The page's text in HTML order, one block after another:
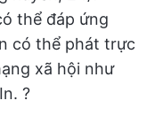
thể đáp ứng
có thể phát trực
xã hội như
?